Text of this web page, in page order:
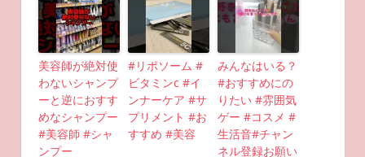
美容師が絶対使
わないシャンプ
ーと逆におすす
めなシャンプー
#美容師 #シャ
ンプー
#リポソーム #
ビタミンc #イ
ンナーケア #サ
プリメント #お
すすめ #美容
みんなはいる？
#おすすめにの
りたい #雰囲気
ゲー #コスメ #
生活音#チャン
ネル登録お願い